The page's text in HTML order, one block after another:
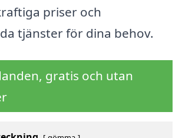
priser och
tjänster för dina behov.
gratis och utan